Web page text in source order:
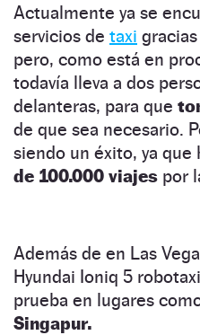
Actualmente ya se
servicios de taxi
pero, como está en
todavía lleva a dos
delanteras, para que
de que sea necesario.
siendo un éxito, ya que
de 100.000 viajes por
Además de en Las
Hyundai Ioniq 5
prueba en lugares
Singapur.